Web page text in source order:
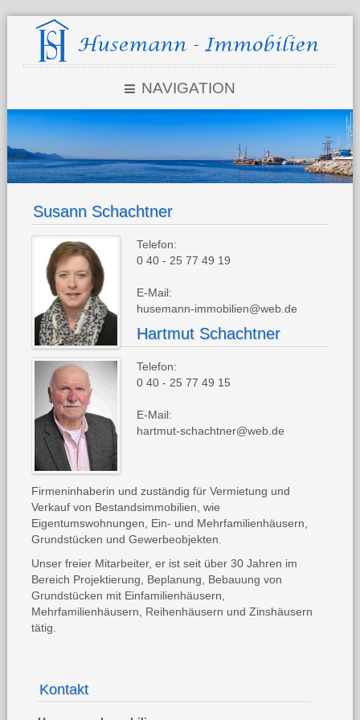
NAVIGATION
Susann Schachtner
Telefon:
0 40 - 25 77 49 19
E-Mail:
husemann-immobilien@web.de
Hartmut Schachtner
Telefon:
0 40 - 25 77 49 15
E-Mail:
hartmut-schachtner@web.de
Firmeninhaberin und zuständig für Vermietung und
Verkauf von Bestandsimmobilien, wie
Eigentumswohnungen, Ein- und Mehrfamilienhäusern,
Grundstücken und Gewerbeobjekten.
Unser freier Mitarbeiter, er ist seit über 30 Jahren im
Bereich Projektierung, Beplanung, Bebauung von
Grundstücken mit Einfamilienhäusern,
Mehrfamilienhäusern, Reihenhäusern und Zinshäusern
tätig.
Kontakt